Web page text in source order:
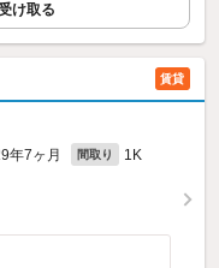
け取る
賃貸
年7ヶ月 間取り 1K